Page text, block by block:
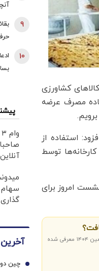
کشاورزی
مصرف عرضه
استفاده از
توسط
امروز برای
اقتصادنیوز: چهار بانک ملی ایران، تجارت، صادرات و پست بانک را به عنوان بانک‌های عامل فروش ارز اربعین ۱۴۰۴ معرفی شده
9
10
سهام
آخرین
1